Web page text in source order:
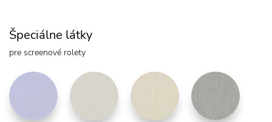
Špeciálne látky
pre screenové rolety